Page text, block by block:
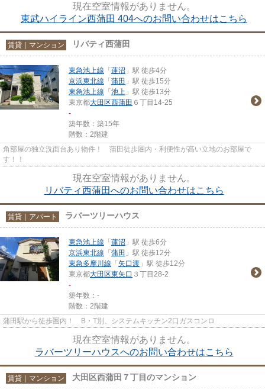
現在空室情報がありません。
東武ハイライン西蒲田 404へのお問い合わせはこちら
賃貸｜マンション リバティ西蒲田
東急池上線 「 蓮沼 」駅 徒歩4分
京浜東北線 「 蒲田 」駅 徒歩15分
東急池上線 「 池上 」駅 徒歩13分
東京都大田区西蒲田 ６丁目14-25
-
築年数：築15年
階数：2階建
角部屋の独立洗面台あり物件！ 蒲田徒歩圏内・利便性が高い立地のお部屋で
す！！
現在空室情報がありません。
リバティ西蒲田へのお問い合わせはこちら
賃貸｜アパート ラバーツリーハウス
東急池上線 「 蓮沼 」駅 徒歩6分
京浜東北線 「 蒲田 」駅 徒歩12分
東急多摩川線 「 矢口渡 」駅 徒歩12分
東京都大田区東矢口 ３丁目28-2
-
築年数：-
階数：2階建
蒲田駅から徒歩圏内！ B・T別、システムキッチン2口ガスコンロ
現在空室情報がありません。
ラバーツリーハウスへのお問い合わせはこちら
賃貸｜マンション 大田区西蒲田７丁目のマンション